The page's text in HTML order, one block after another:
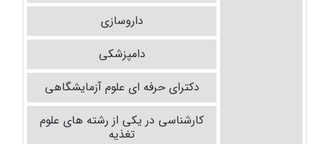
داروسازی
دامپزشکی
دکترای حرفه ای علوم آزمایشگاهی
کارشناسی در یکی از رشته های علوم
تغذیه